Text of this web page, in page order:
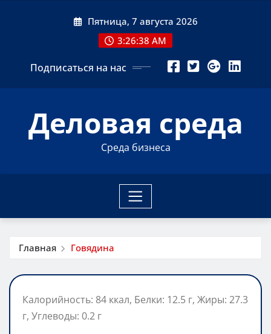
Пятница, 7 августа 2026
3:26:38 AM
Подписаться на нас
Деловая среда
Среда бизнеса
Главная Говядина
Калорийность: 84 ккал, Белки: 12.5 г, Жиры: 27.3
г, Углеводы: 0.2 г